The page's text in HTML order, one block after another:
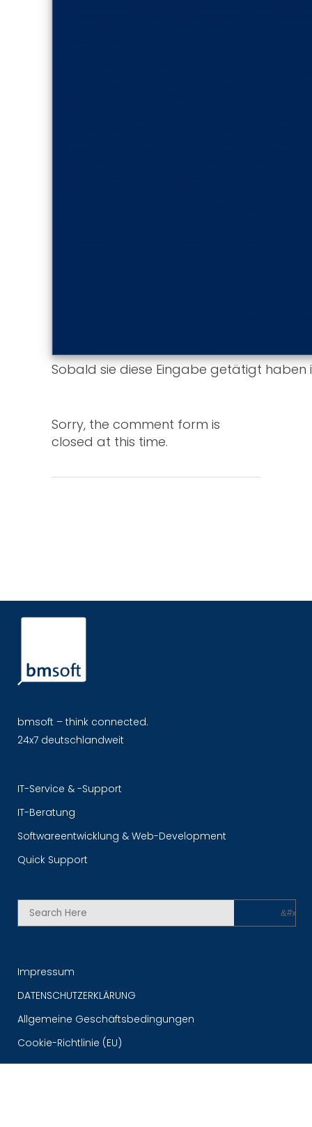
Sobald sie diese Eingabe getätigt haben
Sorry, the comment form is
closed at this time.
bmsoft – think connected.
24x7 deutschlandweit
IT-Service & -Support
IT-Beratung
Softwareentwicklung & Web-Development
Quick Support
Impressum
DATENSCHUTZERKLÄRUNG
Allgemeine Geschäftsbedingungen
Cookie-Richtlinie (EU)